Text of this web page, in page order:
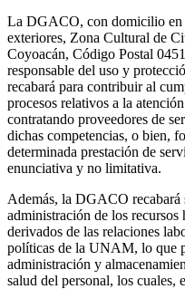
La DGACO, con domicilio
exteriores, Zona Cultural de
Coyoacán, Código Postal
responsable del uso y
recabará para contribuir al
procesos relativos a la
contratando proveedores de
dichas competencias, o bien,
determinada prestación de
enunciativa y no limitativa.
Además, la DGACO recabará
administración de los recursos
derivados de las relaciones
políticas de la UNAM, lo que
administración y
salud del personal, los cuales,